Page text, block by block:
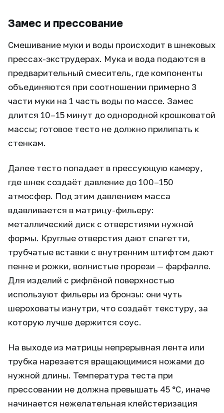
Замес и прессование
Смешивание муки и воды происходит в шнековых
прессах-экструдерах. Мука и вода подаются в
предварительный смеситель, где компоненты
объединяются при соотношении примерно 3
части муки на 1 часть воды по массе. Замес
длится 10–15 минут до однородной крошковатой
массы; готовое тесто не должно прилипать к
стенкам.
Далее тесто попадает в прессующую камеру,
где шнек создаёт давление до 100–150
атмосфер. Под этим давлением масса
вдавливается в матрицу-фильеру:
металлический диск с отверстиями нужной
формы. Круглые отверстия дают спагетти,
трубчатые вставки с внутренним штифтом дают
пенне и рожки, волнистые прорези — фарфалле.
Для изделий с рифлёной поверхностью
используют фильеры из бронзы: они чуть
шероховаты изнутри, что создаёт текстуру, за
которую лучше держится соус.
На выходе из матрицы непрерывная лента или
трубка нарезается вращающимися ножами до
нужной длины. Температура теста при
прессовании не должна превышать 45 °C, иначе
начинается нежелательная клейстеризация